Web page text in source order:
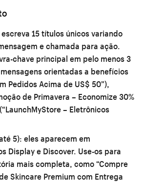
escreva 15 títulos únicos variando
e chamada para ação.
chave principal em pelo menos 3
orientadas a benefícios
Pedidos Acima de US$ 50”),
de Primavera – Economize 30%
– Eletrônicos
5): eles aparecem em
Display e Discover. Use-os para
mais completa, como “Compre
Skincare Premium com Entrega